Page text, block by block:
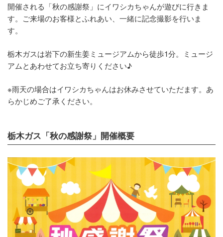
開催される「秋の感謝祭」にイワシカちゃんが遊びに行きま
す。ご来場のお客様とふれあい、一緒に記念撮影を行いま
す。
栃木ガスは岩下の新生姜ミュージアムから徒歩1分。ミュージ
アムとあわせてお立ち寄りください♪
※雨天の場合はイワシカちゃんはお休みさせていただます。あ
らかじめご了承ください。
栃木ガス「秋の感謝祭」開催概要